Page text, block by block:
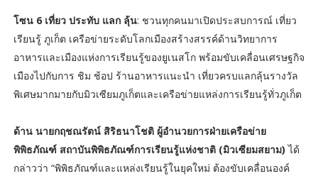
โซน 6 เที่ยว ประทับ แลก ลุ้น: ชวนทุกคนมาเปิดประสบการณ์ เที่ยว
เรียนรู้ ภูเก็ต เครือข่ายระดับโลกเมืองสร้างสรรค์ด้านวิทยาการ
อาหารและเมืองแห่งการเรียนรู้ของยูเนสโก พร้อมขับเคลื่อนเศรษฐกิจ
เมืองไปกับการ ชิม ช้อป ร้านอาหารแนะนำ เที่ยวครบแลกลุ้นรางวัล
พิเศษมากมายกับมิวเซียมภูเก็ตและเครือข่ายแหล่งการเรียนรู้ทั่วภูเก็ต
ด้าน นายกฤชณรัตน์ สิริธนาโชติ ผู้อำนวยการฝ่ายเครือข่าย
พิพิธภัณฑ์ สถาบันพิพิธภัณฑ์การเรียนรู้แห่งชาติ (มิวเซียมสยาม) ได้
กล่าวว่า “พิพิธภัณฑ์และแหล่งเรียนรู้ในยุคใหม่ ต้องขับเคลื่อนองค์